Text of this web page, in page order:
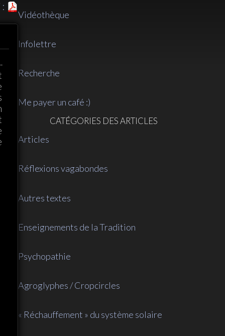
Vidéothèque
Infolettre
Recherche
Me payer un café :)
CATÉGORIES DES ARTICLES
Articles
Réflexions vagabondes
Autres textes
Enseignements de la Tradition
Psychopathie
Agroglyphes / Cropcircles
« Réchauffement » du système solaire